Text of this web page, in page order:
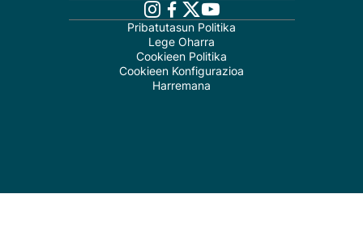
Pribatutasun Politika
Lege Oharra
Cookieen Politika
Cookieen Konfigurazioa
Harremana